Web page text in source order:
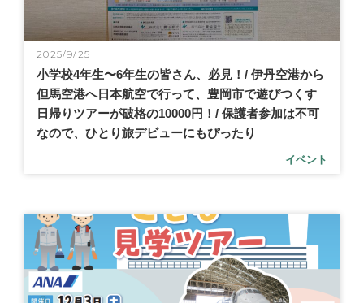
2025/9/25
小学校4年生〜6年生の皆さん、必見！/ 伊丹空港から
但馬空港へ日本航空で行って、豊岡市で遊びつくす
日帰りツアーが破格の10000円！/ 保護者参加は不可
なので、ひとり旅デビューにもぴったり
イベント